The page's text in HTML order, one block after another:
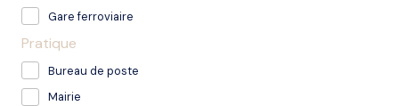
Gare ferroviaire
Pratique
Bureau de poste
Mairie